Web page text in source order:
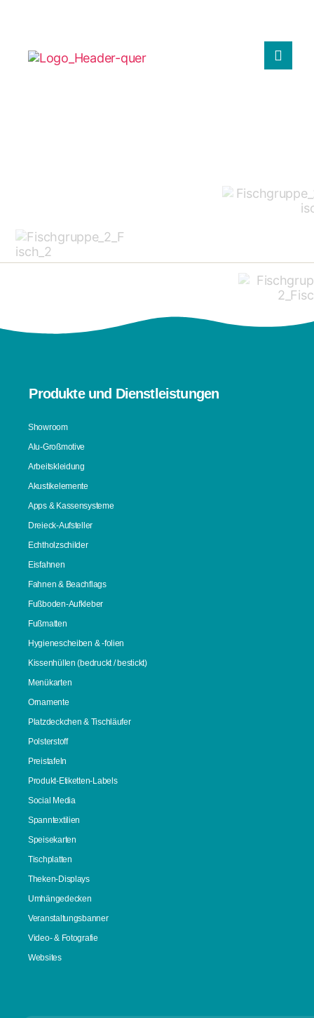
Produkte und Dienstleistungen
Showroom
Alu-Großmotive
Arbeitskleidung
Akustikelemente
Apps & Kassensysteme
Dreieck-Aufsteller
Echtholzschilder
Eisfahnen
Fahnen & Beachflags
Fußboden-Aufkleber
Fußmatten
Hygienescheiben & -folien
Kissenhüllen (bedruckt / bestickt)
Menükarten
Ornamente
Platzdeckchen & Tischläufer
Polsterstoff
Preistafeln
Produkt-Etiketten-Labels
Social Media
Spanntextilien
Speisekarten
Tischplatten
Theken-Displays
Umhängedecken
Veranstaltungsbanner
Video- & Fotografie
Websites